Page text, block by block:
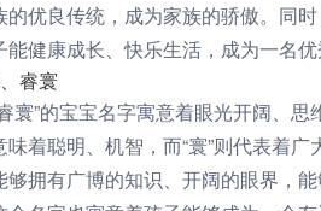
的优良传统，成为家族的骄傲。同
能健康成长、快乐生活，成为一名
睿寰
寰”的宝宝名字寓意着眼光开阔、
味着聪明、机智，而“寰”则代表着
够拥有广博的知识、开阔的眼界，